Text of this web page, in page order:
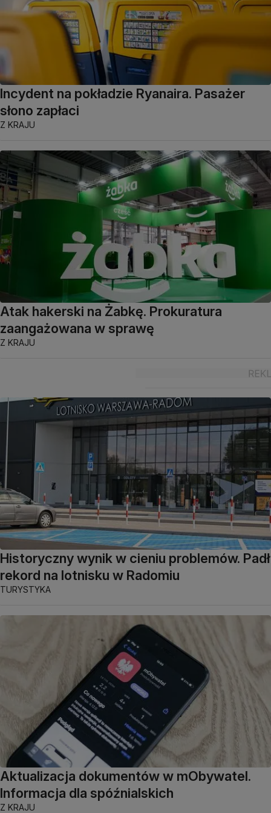
Incydent na pokładzie Ryanaira. Pasażer
słono zapłaci
Z KRAJU
Atak hakerski na Żabkę. Prokuratura
zaangażowana w sprawę
Z KRAJU
Historyczny wynik w cieniu problemów. Padł
rekord na lotnisku w Radomiu
TURYSTYKA
Aktualizacja dokumentów w mObywatel.
Informacja dla spóźnialskich
Z KRAJU